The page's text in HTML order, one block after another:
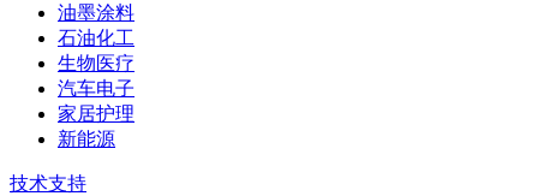
油墨涂料
石油化工
生物医疗
汽车电子
家居护理
新能源
技术支持